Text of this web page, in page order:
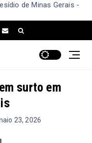
de Minas Gerais -
surto em
23, 2026